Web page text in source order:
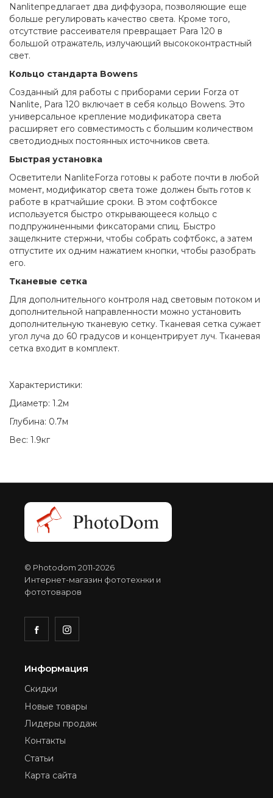
Nanliteпредлагает два диффузора, позволяющие еще
больше регулировать качество света. Кроме того,
отсутствие рассеивателя превращает Para 120 в
большой отражатель, излучающий высококонтрастный
свет.
Кольцо стандарта Bowens
Созданный для работы с приборами серии Forza от
Nanlite, Para 120 включает в себя кольцо Bowens. Это
универсальное крепление модификатора света
расширяет его совместимость с большим количеством
светодиодных постоянных источников света.
Быстрая установка
Осветители NanliteForza готовы к работе почти в любой
момент, модификатор света тоже должен быть готов к
работе в кратчайшие сроки. В этом софтбоксе
используется быстро открывающееся кольцо с
подпружиненными фиксаторами спиц. Быстро
защелкните стержни, чтобы собрать софтбокс, а затем
отпустите их одним нажатием кнопки, чтобы разобрать
его.
Тканевые сетка
Для дополнительного контроля над световым потоком и
дополнительной направленности можно установить
дополнительную тканевую сетку. Тканевая сетка сужает
угол луча до 60 градусов и концентрирует луч. Тканевая
сетка входит в комплект.
Характеристики:
Диаметр: 1.2м
Глубина: 0.7м
Вес: 1.9кг
© Photodom 2011-2026
Интернет-магазин фототехнки и
фототоваров
Информация
Скидки
Новые товары
Лидеры продаж
Контакты
Статьи
Карта сайта